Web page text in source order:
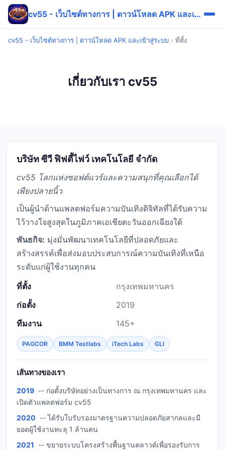
cv55 - เว็บไซต์ทางการ | ดาวน์โหลด APK และเข้าสู่ระบบ
cv55 - เว็บไซต์ทางการ | ดาวน์โหลด APK และเข้าสู่ระบบ › ที่ตั้ง
เกี่ยวกับเรา cv55
บริษัท ซีวี ฟิฟตี้ไฟว์ เทคโนโลยี จำกัด
cv55 โลกแห่งซอฟต์แวร์และความสนุกที่คุณเลือกได้
เพียงปลายนิ้ว
เป็นผู้นำด้านแพลตฟอร์มความบันเทิงดิจิทัลที่ได้รับความ
ไว้วางใจสูงสุดในภูมิภาคเอเชียตะวันออกเฉียงใต้
พันธกิจ: มุ่งมั่นพัฒนาเทคโนโลยีที่ปลอดภัยและ
สร้างสรรค์เพื่อส่งมอบประสบการณ์ความบันเทิงที่เหนือ
ระดับแก่ผู้ใช้งานทุกคน
ที่ตั้ง
กรุงเทพมหานคร
ก่อตั้ง
2019
ทีมงาน
145+
PAGCOR BMM Testlabs iTech Labs GLI
เส้นทางของเรา
2019 -- ก่อตั้งบริษัทอย่างเป็นทางการ ณ กรุงเทพมหานคร และ
เปิดตัวแพลตฟอร์ม cv55
2020 -- ได้รับใบรับรองมาตรฐานความปลอดภัยสากลและมี
ยอดผู้ใช้งานทะลุ 1 ล้านคน
2021 -- ขยายระบบโครงสร้างพื้นฐานคลาวด์เพื่อรองรับการ